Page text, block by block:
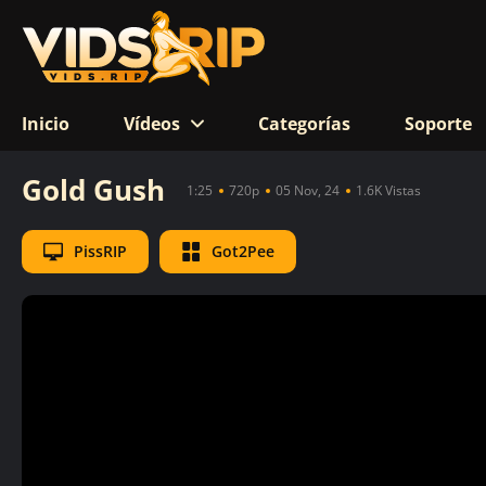
Inicio Vídeos Categorías Soporte
Gold Gush 1:25 720p 05 Nov, 24 1.6K Vistas
PissRIP Got2Pee